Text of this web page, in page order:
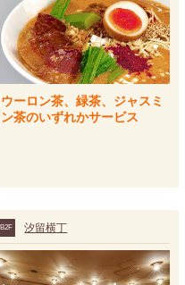
ウーロン茶、緑茶、ジャスミ
ン茶のいずれかサービス
B2F 汐留横丁